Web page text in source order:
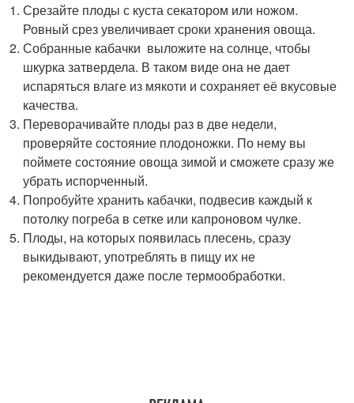
Срезайте плоды с куста секатором или ножом.
Ровный срез увеличивает сроки хранения овоща.
Собранные кабачки выложите на солнце, чтобы
шкурка затвердела. В таком виде она не дает
испаряться влаге из мякоти и сохраняет её вкусовые
качества.
Переворачивайте плоды раз в две недели,
проверяйте состояние плодоножки. По нему вы
поймете состояние овоща зимой и сможете сразу же
убрать испорченный.
Попробуйте хранить кабачки, подвесив каждый к
потолку погреба в сетке или капроновом чулке.
Плоды, на которых появилась плесень, сразу
выкидывают, употреблять в пищу их не
рекомендуется даже после термообработки.